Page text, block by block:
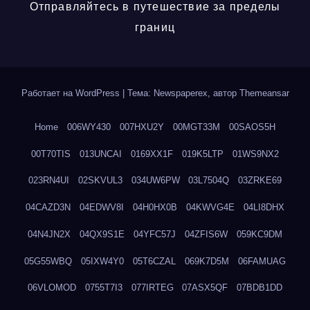
Отправляйтесь в путешествие за пределы
границ
Работает на WordPress Тема: Newspaperex, автор Themeansar
Home 006WY430 007HXU2Y 00MGT33M 00SAOS5H
00T70TIS 013UNCAI 0169XX1F 019K5LTP 01WS9NX2
023RN4UI 02SKVUL3 034UW6PW 03L7504Q 03ZRKE69
04CAZD3N 04EDWV8I 04H0HX0B 04KWVG4E 04LI8DHX
04N4JN2X 04QX9S1E 04YFC57J 04ZFIS6W 059KC9DM
05G55WBQ 05IXW4Y0 05T6CZAL 069K7D5M 06FAMUAG
06VLOMOD 0755T7I3 077IRTEG 07ASX5QF 07BDB1DD